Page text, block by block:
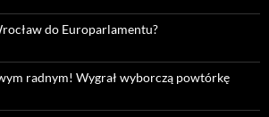
do Europarlamentu?
radnym! Wygrał wyborczą powtórkę